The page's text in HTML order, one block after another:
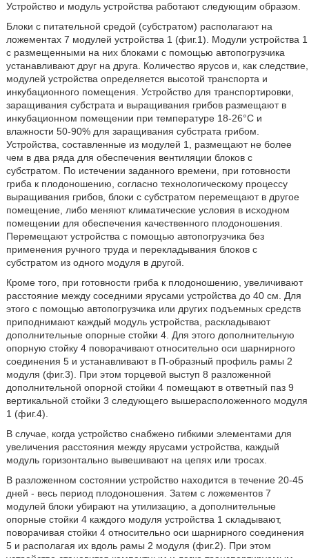
Устройство и модуль устройства работают следующим образом.
Блоки с питательной средой (субстратом) располагают на
ложементах 7 модулей устройства 1 (фиг.1). Модули устройства 1
с размещенными на них блоками с помощью автопогрузчика
устанавливают друг на друга. Количество ярусов и, как следствие,
модулей устройства определяется высотой транспорта и
инкубационного помещения. Устройство для транспортировки,
заращивания субстрата и выращивания грибов размещают в
инкубационном помещении при температуре 18-26°С и
влажности 50-90% для заращивания субстрата грибом.
Устройства, составленные из модулей 1, размещают не более
чем в два ряда для обеспечения вентиляции блоков с
субстратом. По истечении заданного времени, при готовности
гриба к плодоношению, согласно технологическому процессу
выращивания грибов, блоки с субстратом перемещают в другое
помещение, либо меняют климатические условия в исходном
помещении для обеспечения качественного плодоношения.
Перемещают устройства с помощью автопогрузчика без
применения ручного труда и перекладывания блоков с
субстратом из одного модуля в другой.
Кроме того, при готовности гриба к плодоношению, увеличивают
расстояние между соседними ярусами устройства до 40 см. Для
этого с помощью автопогрузчика или других подъемных средств
приподнимают каждый модуль устройства, раскладывают
дополнительные опорные стойки 4. Для этого дополнительную
опорную стойку 4 поворачивают относительно оси шарнирного
соединения 5 и устанавливают в П-образный профиль рамы 2
модуля (фиг.3). При этом торцевой выступ 8 разложенной
дополнительной опорной стойки 4 помещают в ответный паз 9
вертикальной стойки 3 следующего вышерасположенного модуля
1 (фиг.4).
В случае, когда устройство снабжено гибкими элементами для
увеличения расстояния между ярусами устройства, каждый
модуль горизонтально вывешивают на цепях или тросах.
В разложенном состоянии устройство находится в течение 20-45
дней - весь период плодоношения. Затем с ложементов 7
модулей блоки убирают на утилизацию, а дополнительные
опорные стойки 4 каждого модуля устройства 1 складывают,
поворачивая стойки 4 относительно оси шарнирного соединения
5 и располагая их вдоль рамы 2 модуля (фиг.2). При этом